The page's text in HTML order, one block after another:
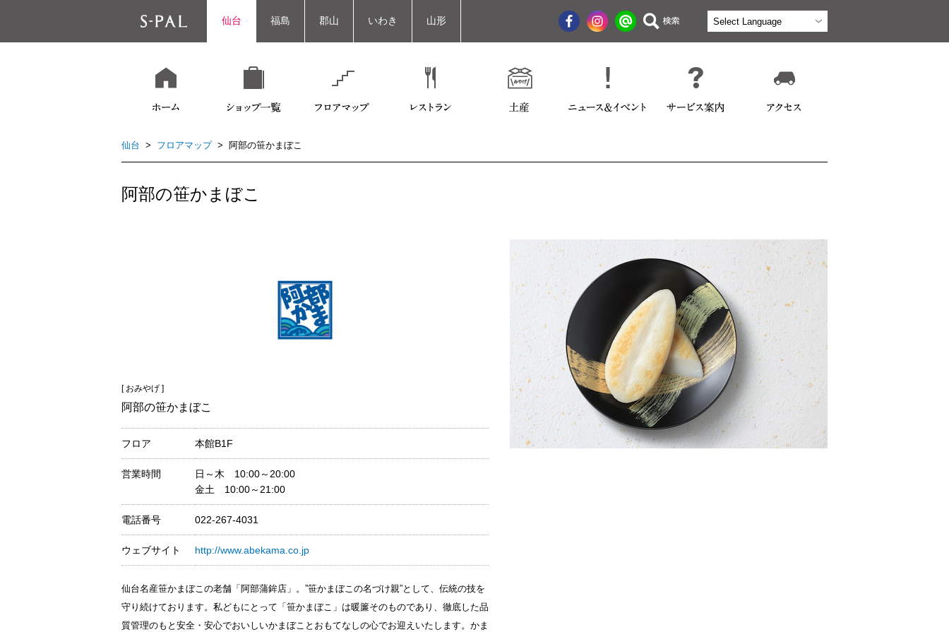
仙台 福島 郡山 いわき 山形
仙台 > フロアマップ> 阿部の笹かまぼこ
阿部の笹かまぼこ
[ おみやげ ]
阿部の笹かまぼこ
フロア 本館B1F
営業時間
日～木 10:00～20:00
金土 10:00～21:00
電話番号 022-267-4031
ウェブサイト http://www.abekama.co.jp
仙台名産笹かまぼこの老舗「阿部蒲鉾店」。”笹かまぼこの名づけ親”として、伝統の技を
守り続けております。私どもにとって「笹かまぼこ」は暖簾そのものであり、徹底した品
質管理のもと安全・安心でおいしいかまぼことおもてなしの心でお迎えいたします。かま